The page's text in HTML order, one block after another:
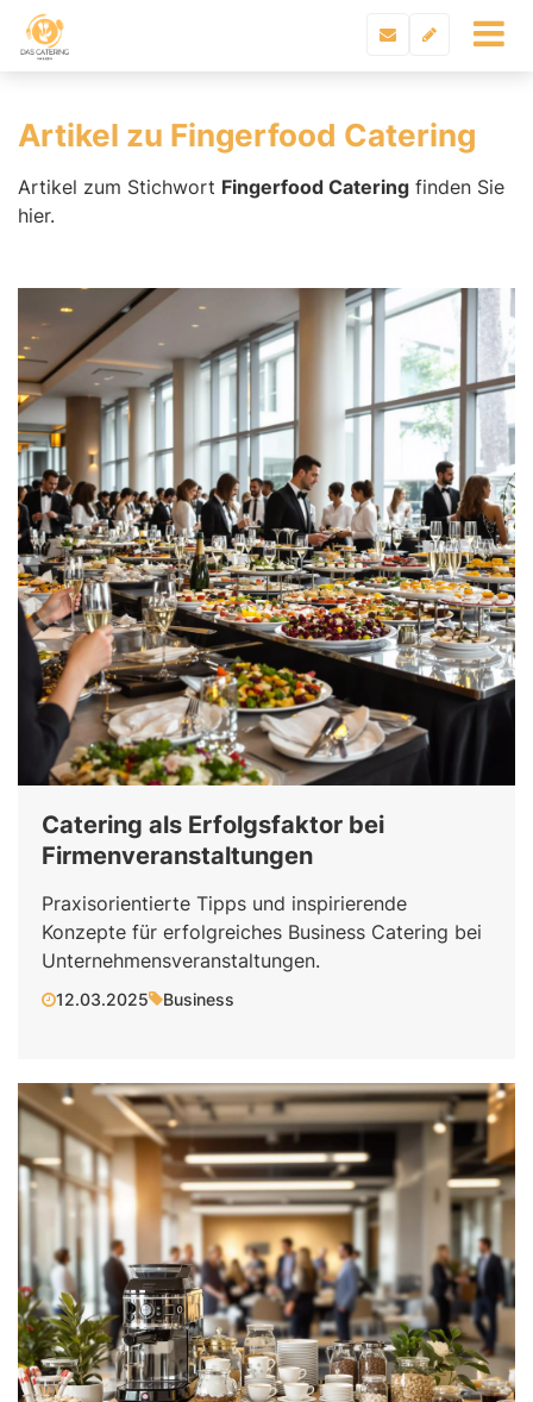
Artikel zu Fingerfood Catering
Artikel zum Stichwort Fingerfood Catering finden Sie
hier.
Catering als Erfolgsfaktor bei
Firmenveranstaltungen
Praxisorientierte Tipps und inspirierende
Konzepte für erfolgreiches Business Catering bei
Unternehmensveranstaltungen.
12.03.2025 Business